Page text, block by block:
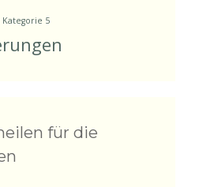
Kategorie 5
für die